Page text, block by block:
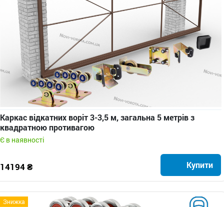
Каркас відкатних воріт 3-3,5 м, загальна 5 метрів з
квадратною противагою
Є в наявності
14194 ₴ Купити
Знижка